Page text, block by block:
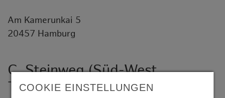
COOKIE EINSTELLUNGEN
C. Steinweg (Süd-West
Terminal) GmbH & Co. KG
Am Kamerunkai 5
20457 Hamburg